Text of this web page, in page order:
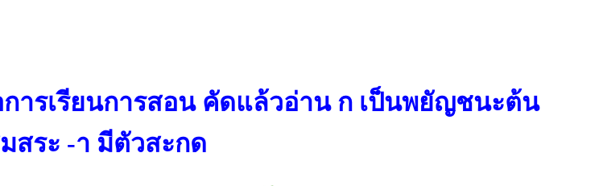
ารเรียนการสอน คัดแล้วอ่าน ก เป็นพยัญชนะต้น
สระ -า มีตัวสะกด